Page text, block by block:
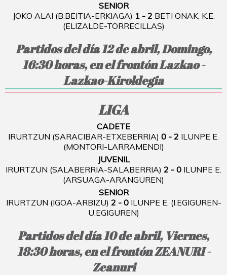
SENIOR
JOKO ALAI (B.BEITIA-ERKIAGA) 1 - 2 BETI ONAK, K.E.
(ELIZALDE-TORRECILLAS)
Partidos del día 12 de abril, Domingo,
16:30 horas, en el frontón Lazkao -
Lazkao-Kiroldegia
LIGA
CADETE
IRURTZUN (SARACIBAR-ETXEBERRIA) 0 - 2 ILUNPE E.
(MONTORI-LARRAMENDI)
JUVENIL
IRURTZUN (SALABERRIA-SALABERRIA) 2 - 0 ILUNPE E.
(ARSUAGA-ARANGUREN)
SENIOR
IRURTZUN (IGOA-ARBIZU) 2 - 0ILUNPE E. (I.EGIGUREN-
U.EGIGUREN)
Partidos del día 10 de abril, Viernes,
18:30 horas, en el frontón ZEANURI -
Zeanuri